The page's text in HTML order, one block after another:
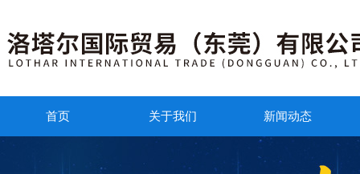
首页 关于我们 新闻动态